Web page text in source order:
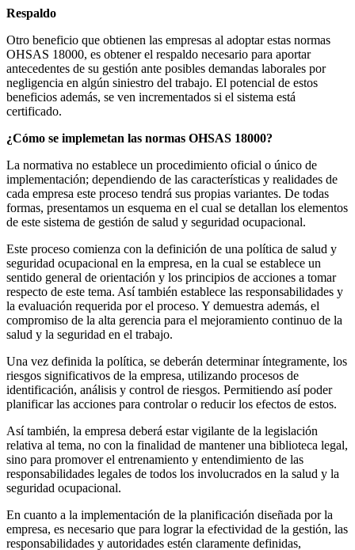
Respaldo
Otro beneficio que obtienen las empresas al adoptar estas normas
OHSAS 18000, es obtener el respaldo necesario para aportar
antecedentes de su gestión ante posibles demandas laborales por
negligencia en algún siniestro del trabajo. El potencial de estos
beneficios además, se ven incrementados si el sistema está
certificado.
¿Cómo se implemetan las normas OHSAS 18000?
La normativa no establece un procedimiento oficial o único de
implementación; dependiendo de las características y realidades de
cada empresa este proceso tendrá sus propias variantes. De todas
formas, presentamos un esquema en el cual se detallan los elementos
de este sistema de gestión de salud y seguridad ocupacional.
Este proceso comienza con la definición de una política de salud y
seguridad ocupacional en la empresa, en la cual se establece un
sentido general de orientación y los principios de acciones a tomar
respecto de este tema. Así también establece las responsabilidades y
la evaluación requerida por el proceso. Y demuestra además, el
compromiso de la alta gerencia para el mejoramiento continuo de la
salud y la seguridad en el trabajo.
Una vez definida la política, se deberán determinar íntegramente, los
riesgos significativos de la empresa, utilizando procesos de
identificación, análisis y control de riesgos. Permitiendo así poder
planificar las acciones para controlar o reducir los efectos de estos.
Así también, la empresa deberá estar vigilante de la legislación
relativa al tema, no con la finalidad de mantener una biblioteca legal,
sino para promover el entrenamiento y entendimiento de las
responsabilidades legales de todos los involucrados en la salud y la
seguridad ocupacional.
En cuanto a la implementación de la planificación diseñada por la
empresa, es necesario que para lograr la efectividad de la gestión, las
responsabilidades y autoridades estén claramente definidas,